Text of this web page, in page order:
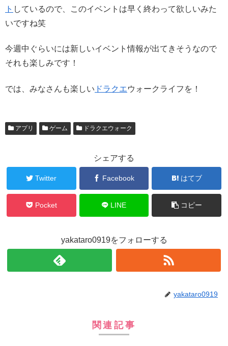
ト しているので、このイベントは早く終わって欲しいみた
いですね笑
今週中ぐらいには新しいイベント情報が出てきそうなので
それも楽しみです！
では、みなさんも楽しい ドラクエウォークライフを！
アプリ ゲーム ドラクエウォーク
シェアする
Twitter Facebook はてブ
Pocket LINE コピー
yakataro0919をフォローする
yakataro0919
関連記事